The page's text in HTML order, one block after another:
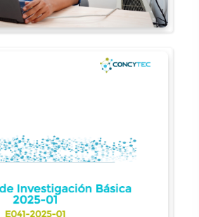
ve Araştırma Merkezi
Araştırma Merkezi
Araştırma Merkezi